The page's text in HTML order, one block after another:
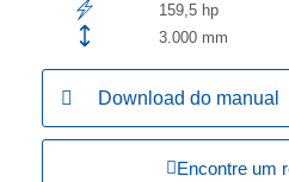
159,5 hp
3.000 mm
Download do manual
Encontre um